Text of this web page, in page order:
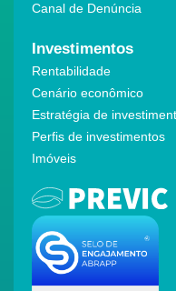
Canal de Denúncia
Investimentos
Rentabilidade
Cenário econômico
Estratégia de
Perfis de investimentos
Imóveis